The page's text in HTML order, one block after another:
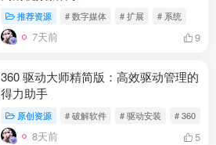
推荐资源 # 数字媒体 # 扩展 # 系统
7天前 9
360 驱动大师精简版：高效驱动管理的
得力助手
原创资源 # 破解软件 # 驱动安装 # 360
8天前 5